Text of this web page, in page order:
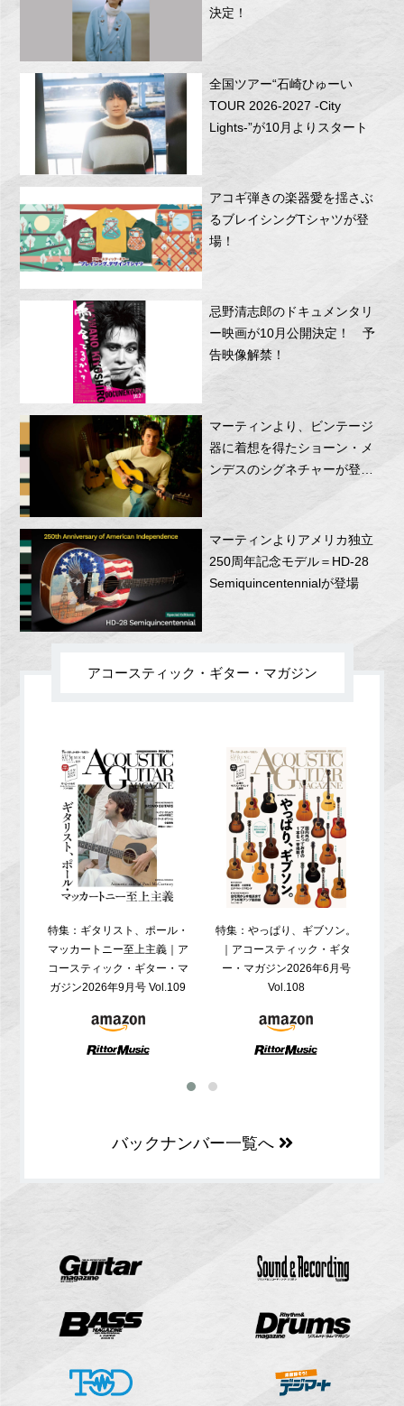
決定！
全国ツアー“石崎ひゅーい
TOUR 2026-2027 -City
Lights-”が10月よりスタート
アコギ弾きの楽器愛を揺さぶ
るブレイシングTシャツが登
場！
忌野清志郎のドキュメンタリ
ー映画が10月公開決定！ 予
告映像解禁！
マーティンより、ビンテージ
器に着想を得たショーン・メ
ンデスのシグネチャーが登
マーティンよりアメリカ独立
250周年記念モデル＝HD-28
Semiquincentennialが登場
アコースティック・ギター・マガジン
特集：ギタリスト、ポール・
マッカートニー至上主義｜ア
コースティック・ギター・マ
ガジン2026年9月号 Vol.109
特集：やっぱり、ギブソン。
｜アコースティック・ギタ
ー・マガジン2026年6月号
Vol.108
バックナンバー一覧へ